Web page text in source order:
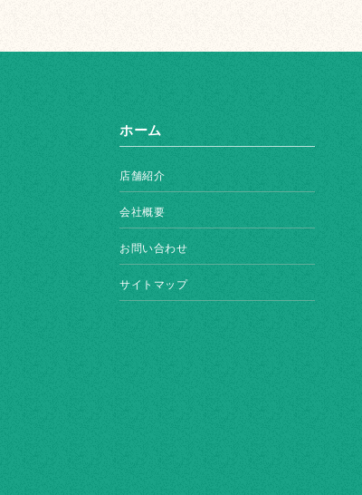
ホーム
店舗紹介
会社概要
お問い合わせ
サイトマップ